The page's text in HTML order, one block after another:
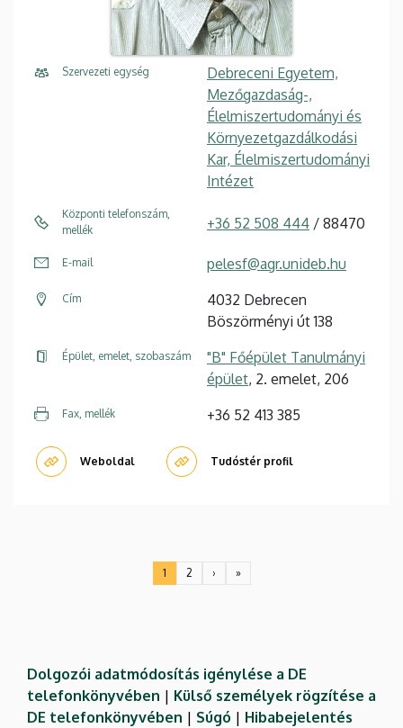
Szervezeti egység
Debreceni Egyetem,
Mezőgazdaság-,
Élelmiszertudományi és
Környezetgazdálkodási
Kar, Élelmiszertudományi
Intézet
Központi telefonszám,
mellék
+36 52 508 444 / 88470
E-mail pelesf@agr.unideb.hu
Cím
4032 Debrecen
Böszörményi út 138
Épület, emelet, szobaszám
"B" Főépület Tanulmányi
épület, 2. emelet, 206
Fax, mellék +36 52 413 385
Weboldal Tudóstér profil
Jelenlegi
1
Oldal
2 › »
Dolgozói adatmódosítás igénylése a DE
telefonkönyvében | Külső személyek rögzítése a
DE telefonkönyvében | Súgó | Hibabejelentés